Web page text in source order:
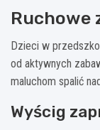
Ruchowe
Dzieci w
od aktywnych
maluchom spalić
Wyścig